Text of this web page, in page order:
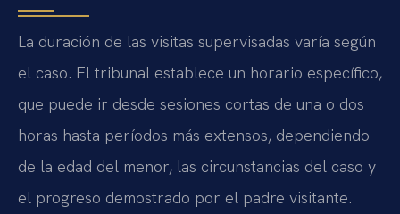
La duración de las visitas supervisadas varía según
el caso. El tribunal establece un horario específico,
que puede ir desde sesiones cortas de una o dos
horas hasta períodos más extensos, dependiendo
de la edad del menor, las circunstancias del caso y
el progreso demostrado por el padre visitante.